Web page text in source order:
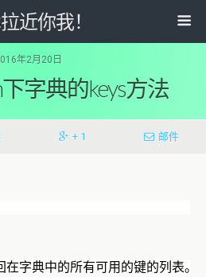
近你我！
年2月20日
字典的keys方法
+ 1 邮件
字典中的所有可用的键的列表。